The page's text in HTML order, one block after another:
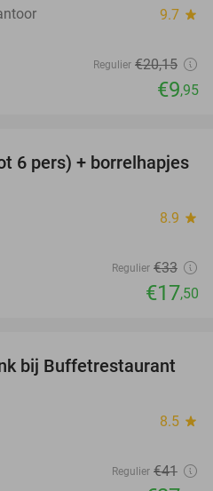
9.7 star
Regulier €20,15
€9,95
47%
6 pers) + borrelhapjes
8.9 star
Regulier €33
€17,50
33%
bij Buffetrestaurant
8.5 star
Regulier €41